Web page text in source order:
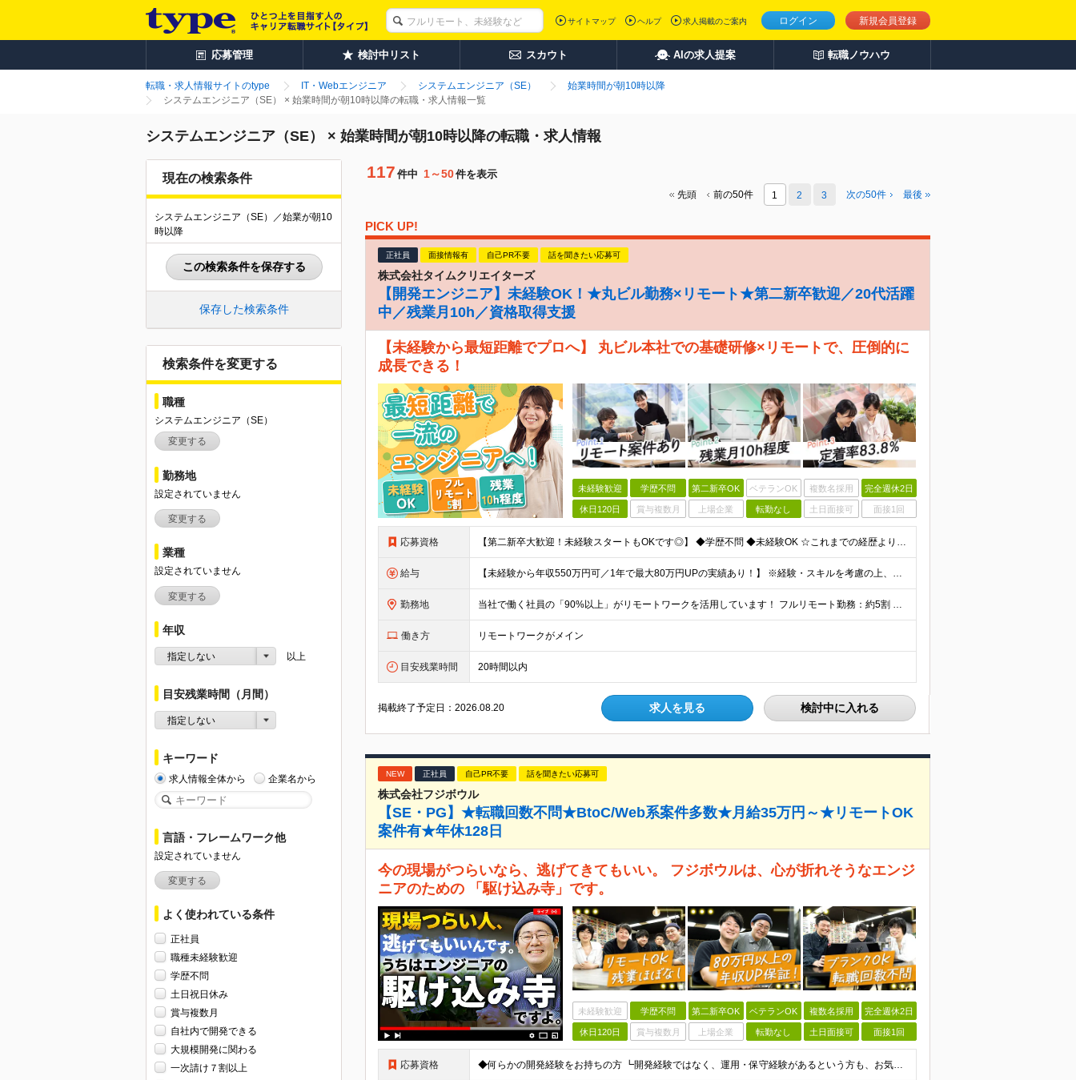
ログイン 新規会員登録
サイトマップ ヘルプ 求人掲載のご案内
応募管理 検討中リスト スカウト AIの求人提案 転職ノウハウ
転職・求人情報サイトのtype IT・Webエンジニア システムエンジニア（SE）
始業時間が朝10時以降
システムエンジニア（SE） × 始業時間が朝10時以降の転職・求人情報一覧
システムエンジニア（SE） × 始業時間が朝10時以降の転職・求人情報
現在の検索条件
システムエンジニア（SE）／始業が朝10
時以降
この検索条件を保存する
保存した検索条件
検索条件を変更する
職種
システムエンジニア（SE）
変更する
勤務地
設定されていません
変更する
業種
設定されていません
変更する
年収
指定しない 以上
目安残業時間（月間）
指定しない
キーワード
求人情報全体から 企業名から
言語・フレームワーク他
設定されていません
変更する
よく使われている条件
正社員
職種未経験歓迎
学歴不問
土日祝日休み
賞与複数月
自社内で開発できる
大規模開発に関わる
一次請け７割以上
117 件中 1～50件を表示
先頭 前の50件 1 2 3 次の50件 最後
PICK UP!
正社員 面接情報有 自己PR不要 話を聞きたい応募可
株式会社タイムクリエイターズ
【開発エンジニア】未経験OK！★丸ビル勤務×リモート★第二新卒歓迎／20代活躍
中／残業月10h／資格取得支援
【未経験から最短距離でプロへ】 丸ビル本社での基礎研修×リモートで、圧倒的に
成長できる！
未経験歓迎 学歴不問 第二新卒OK ベテランOK 複数名採用 完全週休2日
休日120日 賞与複数月 上場企業 転勤なし 土日面接可 面接1回
応募資格 【第二新卒大歓迎！未経験スタートもOKです◎】 ◆学歴不問 ◆未経験OK ☆これまでの経歴よりも「これから」を重視します！ ☆文系・理系、前職の雇用形態は一切問いません！ ＼先輩たちの前職もさまざ
給与 【未経験から年収550万円可／1年で最大80万円UPの実績あり！】 ※経験・スキルを考慮の上、決定いたします。 【月給】27万円〜29万円 ※上記には固定残業代（月25時間分／4万5,000円〜4万
勤務地 当社で働く社員の「90%以上」がリモートワークを活用しています！ フルリモート勤務：約5割 ハイブリッド勤務（リモート＋出社）：約4割 【本社】東京都千代田区丸の内2-4-1 丸の内ビルディング12
働き方 リモートワークがメイン
目安残業時間 20時間以内
掲載終了予定日：2026.08.20 求人を見る 検討中に入れる
NEW 正社員 自己PR不要 話を聞きたい応募可
株式会社フジボウル
【SE・PG】★転職回数不問★BtoC/Web系案件多数★月給35万円～★リモートOK
案件有★年休128日
今の現場がつらいなら、逃げてきてもいい。 フジボウルは、心が折れそうなエンジ
ニアのための 「駆け込み寺」です。
未経験歓迎 学歴不問 第二新卒OK ベテランOK 複数名採用 完全週休2日
休日120日 賞与複数月 上場企業 転勤なし 土日面接可 面接1回
応募資格 ◆何らかの開発経験をお持ちの方 ┗開発経験ではなく、運用・保守経験があるという方も、お気軽にご応募ください！ ┗ブランク・転職回数は不問です！ ┗ネガティブな応募理由も歓迎です！ ※学歴不問 ☆活か